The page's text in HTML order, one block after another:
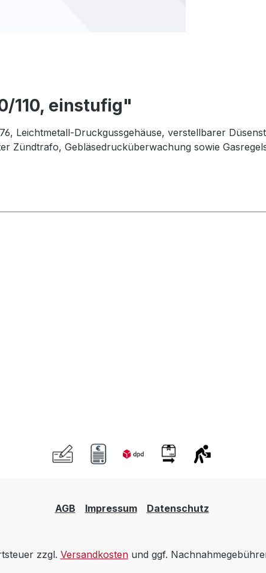
110, einstufig"
Leichtmetall-Druckgussgehäuse, verstellbarer
Zündtrafo, Gebläsedrucküberwachung sowie
AGB Impressum Datenschutz
zzgl. Versandkostenund ggf.